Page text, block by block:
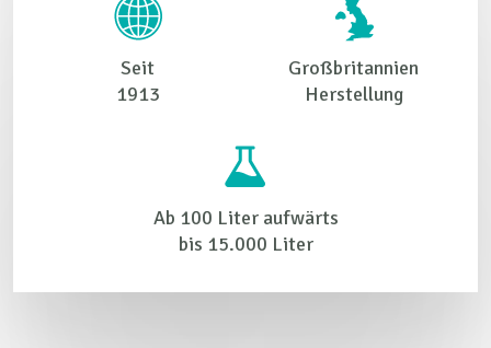
Seit
1913
Großbritannien
Herstellung
Ab 100 Liter aufwärts
bis 15.000 Liter